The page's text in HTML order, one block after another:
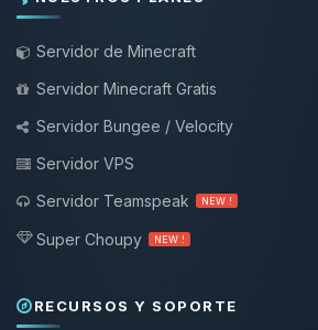
Servidor de Minecraft
Servidor Minecraft Gratis
Servidor Bungee / Velocity
Servidor VPS
Servidor Teamspeak
NEW !
Super Choupy NEW !
RECURSOS Y SOPORTE